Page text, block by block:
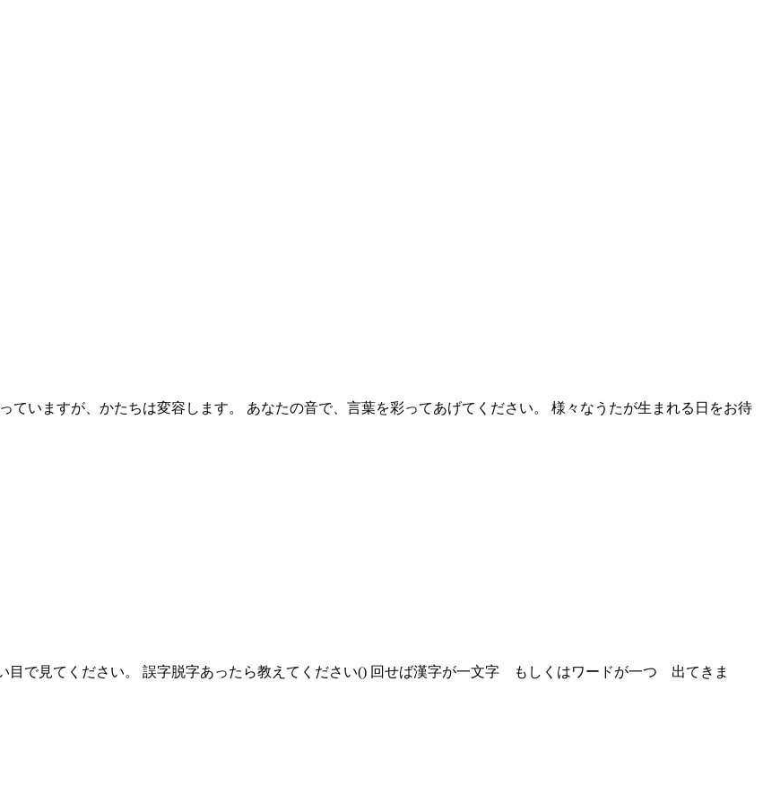
ていますが、かたちは変容します。 あなたの音で、言葉を彩ってあげてください。 様々なうたが生まれる日をお待
目で見てください。 誤字脱字あったら教えてください() 回せば漢字が一文字 もしくはワードが一つ 出てきま